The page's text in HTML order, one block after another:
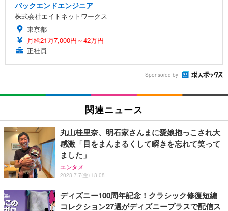
バックエンドエンジニア
株式会社エイトネットワークス
東京都
月給21万7,000円～42万円
正社員
Sponsored by
関連ニュース
丸山桂里奈、明石家さんまに愛娘抱っこされ大
感激「目をまんまるくして瞬きを忘れて笑って
ました」
エンタメ
2023.7.7(金) 13:08
ディズニー100周年記念！クラシック修復短編
コレクション27選がディズニープラスで配信ス